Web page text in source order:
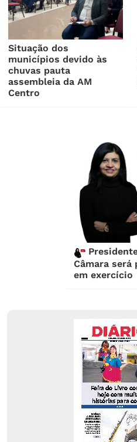
Situação dos
municípios devido às
chuvas pauta
assembleia da AM
Centro
Câmara será
em exercício